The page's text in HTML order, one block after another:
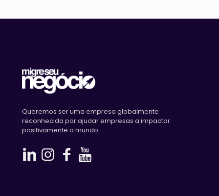
Queremos ser uma empresa globalmente
reconhecida por ajudar empresas a impactar
positivamente o mundo.